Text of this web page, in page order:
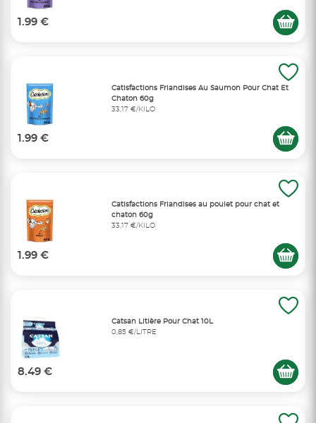
1.99 €
Catisfactions Friandises Au Saumon Pour Chat Et
Chaton 60g
33,17 €/KILO
1.99 €
Catisfactions Friandises au poulet pour chat et
chaton 60g
33,17 €/KILO
1.99 €
Catsan Litière Pour Chat 10L
0,85 €/LITRE
8.49 €